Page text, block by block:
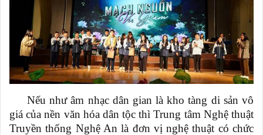
Nếu như âm nhạc dân gian là kho tàng di sản vô
giá của nền văn hóa dân tộc thì Trung tâm Nghệ thuật
Truyền thống Nghệ An là đơn vị nghệ thuật có chức